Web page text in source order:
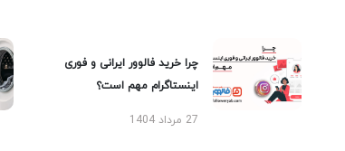
چرا خرید فالوور ایرانی و فوری
اینستاگرام مهم است؟
27 مرداد 1404